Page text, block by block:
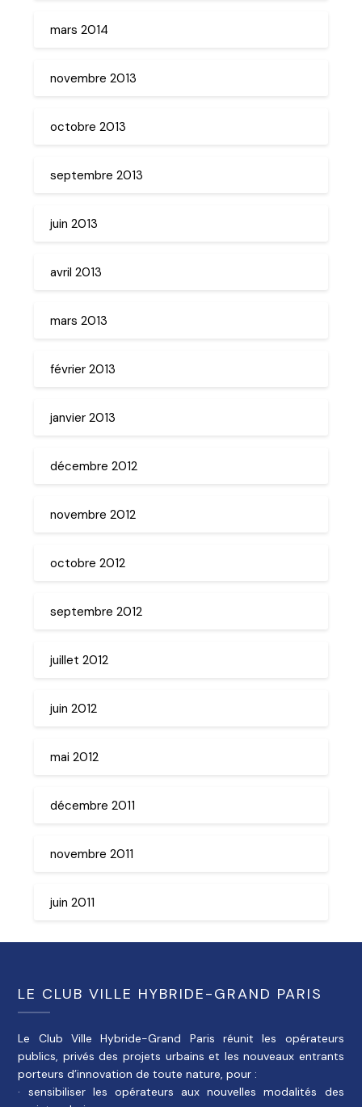
mars 2014
novembre 2013
octobre 2013
septembre 2013
juin 2013
avril 2013
mars 2013
février 2013
janvier 2013
décembre 2012
novembre 2012
octobre 2012
septembre 2012
juillet 2012
juin 2012
mai 2012
décembre 2011
novembre 2011
juin 2011
LE CLUB VILLE HYBRIDE-GRAND PARIS
Le Club Ville Hybride-Grand Paris réunit les opérateurs
publics, privés des projets urbains et les nouveaux entrants
porteurs d’innovation de toute nature, pour :
· sensibiliser les opérateurs aux nouvelles modalités des